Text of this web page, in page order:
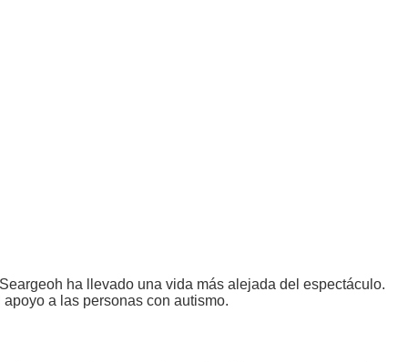
ha llevado una vida más alejada del espectáculo.
a las personas con autismo.